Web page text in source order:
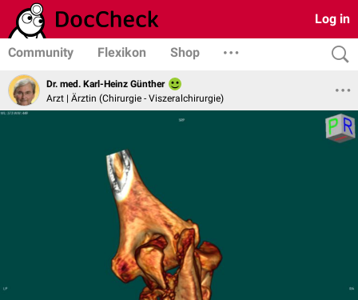
Log in
Community Flexikon Shop
Dr. med. Karl-Heinz Günther
Arzt | Ärztin (Chirurgie - Viszeralchirurgie)